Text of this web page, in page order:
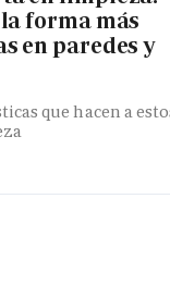
forma más
en paredes y
que hacen a